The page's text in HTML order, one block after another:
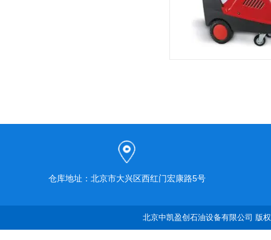
仓库地址：北京市大兴区西红门宏康路5号
北京中凯盈创石油设备有限公司 版